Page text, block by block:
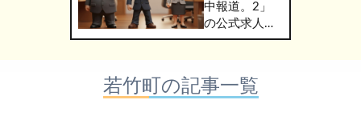
中報道。2」
の公式求人情
報サービス
WORK」のご
掲載につきま
若竹町の記事一覧